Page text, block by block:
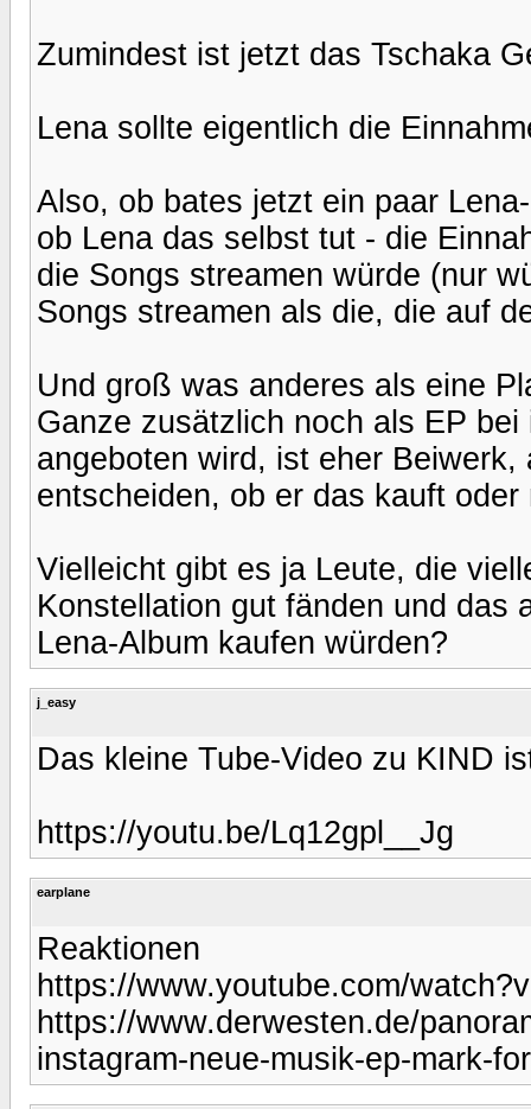
Zumindest ist jetzt das Tschaka
Lena sollte eigentlich die
Also, ob bates jetzt ein paar
ob Lena das selbst tut - die
die Songs streamen würde (nur
Songs streamen als die, die auf
Und groß was anderes als eine
Ganze zusätzlich noch als EP
angeboten wird, ist eher
entscheiden, ob er das kauft oder
Vielleicht gibt es ja Leute, die
Konstellation gut fänden und das
Lena-Album kaufen würden?
j_easy
Das kleine Tube-Video zu KIND
https://youtu.be/Lq12gpl__Jg
earplane
Reaktionen
https://www.youtube.com/
https://www.derwesten.de/
instagram-neue-musik-ep-mark-